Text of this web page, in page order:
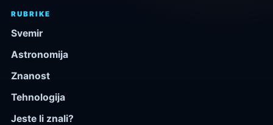
RUBRIKE
Svemir
Astronomija
Znanost
Tehnologija
Jeste li znali?